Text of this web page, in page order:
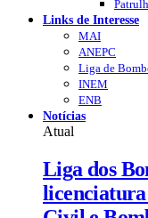
Links de Interesse
MAI
ANEPC
Liga de
INEM
ENB
Notícias
Atual
Liga dos
licenciatura